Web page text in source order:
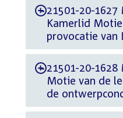
-21501-20-
Kamerlid
provocatie van
-21501-20-
Motie van de
de